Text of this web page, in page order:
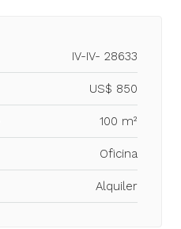
IV-IV- 28633
US$ 850
100 m²
Oficina
Alquiler